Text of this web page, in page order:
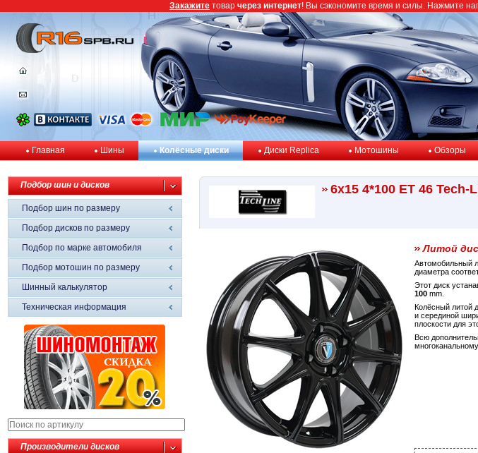
Главная Шины Колёсные диски Диски Replica Мотошины Обзоры
Подбор шин и дисков
Подбор шин по размеру
Подбор дисков по размеру
Подбор по марке автомобиля
Подбор мотошин по размеру
Шинный калькулятор
Техническая информация
Производители дисков
6x15 4*100 ET 46 Tech-
Литой
Автомобильный
диаметра
Этот диск
100 mm.
Колёсный литой
и серединой
плоскости для
Всю
Закажите товар через интернет! Вы сэкономите время и силы. Нажмите